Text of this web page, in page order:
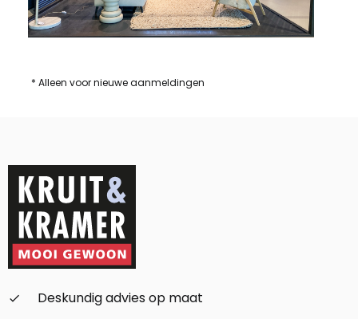
* Alleen voor nieuwe aanmeldingen
check_small
Deskundig advies op maat